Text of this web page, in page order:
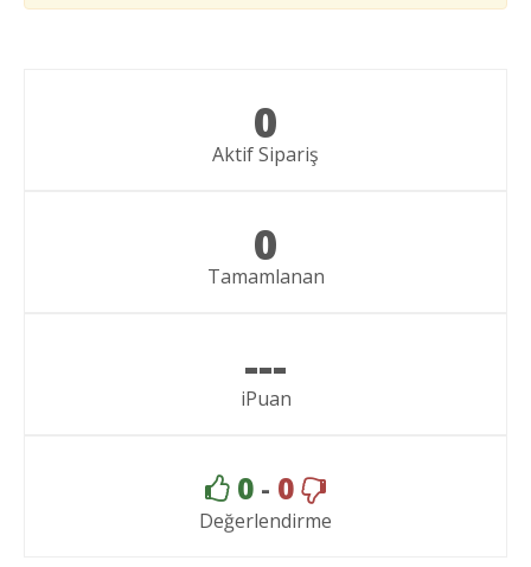
0
Aktif Sipariş
0
Tamamlanan
---
iPuan
0 - 0
Değerlendirme